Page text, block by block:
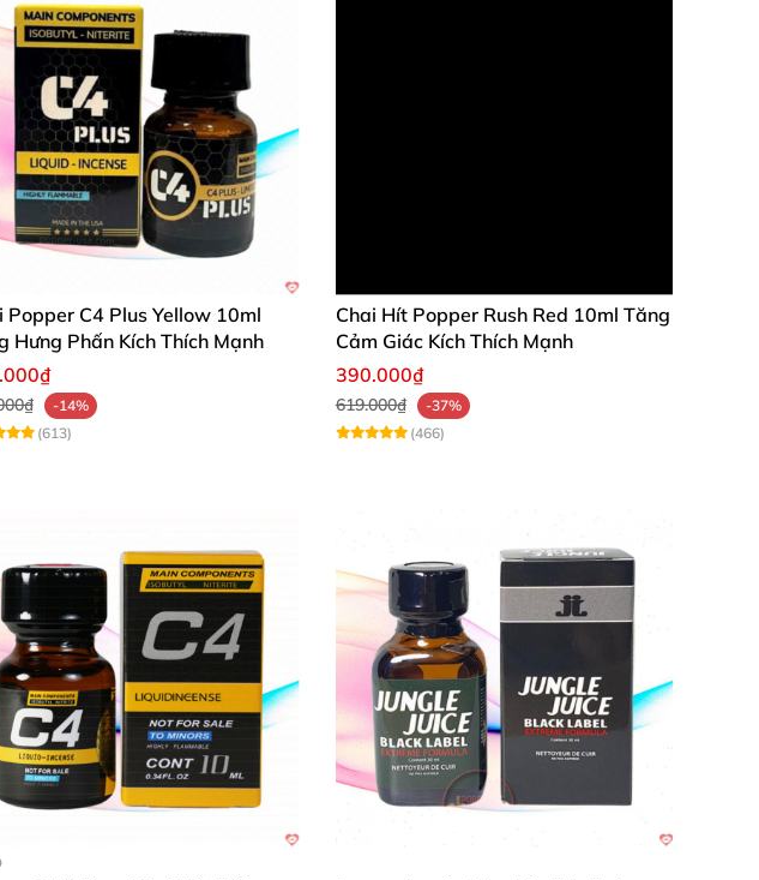
Popper C4 Plus Yellow 10ml
Hưng Phấn Kích Thích Mạnh
-14%
(613)
Chai Hít Popper Rush Red 10ml Tăng
Cảm Giác Kích Thích Mạnh
390.000₫
619.000₫
-37%
(466)